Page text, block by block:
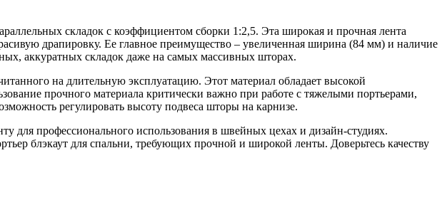
складок с коэффициентом сборки 1:2,5. Эта широкая и прочная лента
драпировку. Ее главное преимущество – увеличенная ширина (84 мм) и наличие
аккуратных складок даже на самых массивных шторах.
на длительную эксплуатацию. Этот материал обладает высокой
прочного материала критически важно при работе с тяжелыми портьерами,
регулировать высоту подвеса шторы на карнизе.
для профессионального использования в швейных цехах и дизайн-студиях.
блэкаут для спальни, требующих прочной и широкой ленты. Доверьтесь качеству